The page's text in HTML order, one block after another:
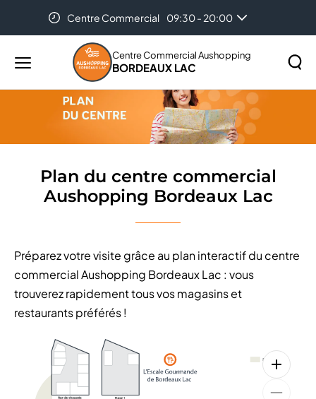
Centre Commercial 09:30 - 20:00
Menu
principal
Centre Commercial Aushopping
BORDEAUX LAC
Rechercher
site
Plan du centre commercial Aushopping Bordeaux
Plan du centre commercial
Aushopping Bordeaux Lac
Préparez votre visite grâce au plan interactif du centre
commercial Aushopping Bordeaux Lac : vous
trouverez rapidement tous vos magasins et
restaurants préférés !